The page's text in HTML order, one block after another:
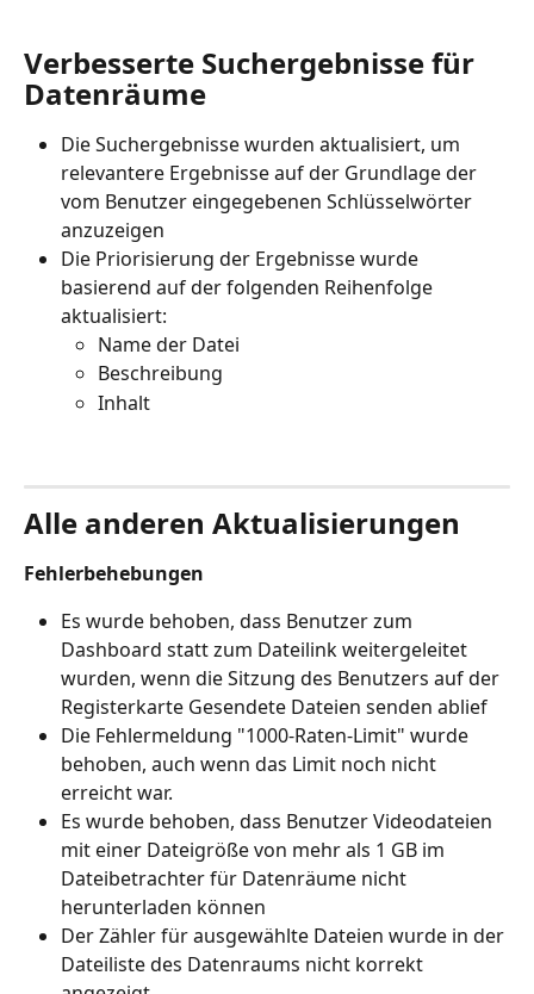
Verbesserte Suchergebnisse für
Datenräume
Die Suchergebnisse wurden aktualisiert, um
relevantere Ergebnisse auf der Grundlage der
vom Benutzer eingegebenen Schlüsselwörter
anzuzeigen
Die Priorisierung der Ergebnisse wurde
basierend auf der folgenden Reihenfolge
aktualisiert:
Name der Datei
Beschreibung
Inhalt
Alle anderen Aktualisierungen
Fehlerbehebungen
Es wurde behoben, dass Benutzer zum
Dashboard statt zum Dateilink weitergeleitet
wurden, wenn die Sitzung des Benutzers auf der
Registerkarte Gesendete Dateien senden ablief
Die Fehlermeldung "1000-Raten-Limit" wurde
behoben, auch wenn das Limit noch nicht
erreicht war.
Es wurde behoben, dass Benutzer Videodateien
mit einer Dateigröße von mehr als 1 GB im
Dateibetrachter für Datenräume nicht
herunterladen können
Der Zähler für ausgewählte Dateien wurde in der
Dateiliste des Datenraums nicht korrekt